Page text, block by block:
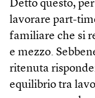
Detto questo,
lavorare part-
familiare che si
e mezzo.
ritenuta
equilibrio tra